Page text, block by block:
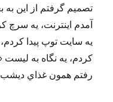
تصميم گرفتم از اين
آمدم اينترنت، يه سرچ
يه سايت توپ پيدا
کردم، يه نگاه به ليست
رفتم همون غذاي